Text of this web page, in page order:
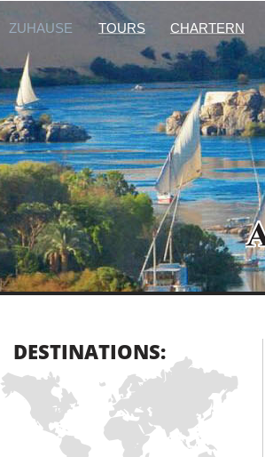
ZUHAUSE TOURS CHARTERN
DESTINATIONS: